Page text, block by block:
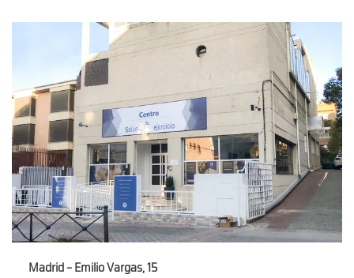
Madrid – Emilio Vargas, 15